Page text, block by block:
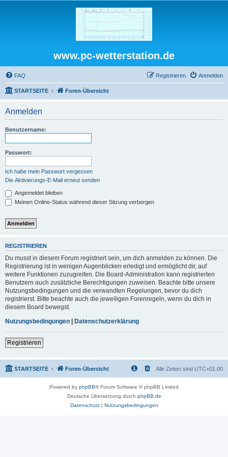
www.pc-wetterstation.de
FAQ Anmelden
Registrieren
STARTSEITE Foren-Übersicht
Anmelden
Benutzername:
Passwort:
Ich habe mein Passwort vergessen
Die Aktivierungs-E-Mail erneut senden
Angemeldet bleiben
Meinen Online-Status während dieser Sitzung verbergen
REGISTRIEREN
Du musst in diesem Forum registriert sein, um dich anmelden zu können. Die
Registrierung ist in wenigen Augenblicken erledigt und ermöglicht dir, auf
weitere Funktionen zuzugreifen. Die Board-Administration kann registrierten
Benutzern auch zusätzliche Berechtigungen zuweisen. Beachte bitte unsere
Nutzungsbedingungen und die verwandten Regelungen, bevor du dich
registrierst. Bitte beachte auch die jeweiligen Forenregeln, wenn du dich in
diesem Board bewegst.
Nutzungsbedingungen | Datenschutzerklärung
Registrieren
STARTSEITE Foren-Übersicht Alle Zeiten sind UTC+01:00
Powered by phpBB® Forum Software © phpBB Limited
Deutsche Übersetzung durch phpBB.de
Datenschutz| Nutzungsbedingungen